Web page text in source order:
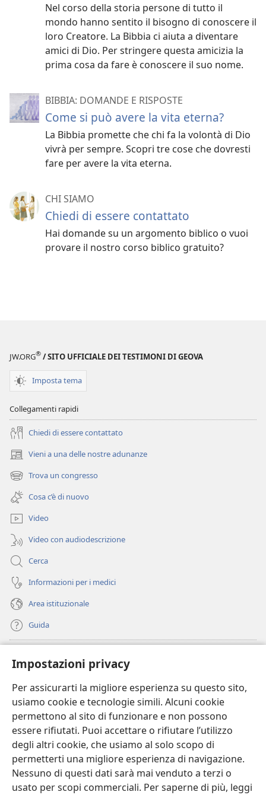
Impostazioni privacy
Per assicurarti la migliore esperienza su questo sito,
usiamo cookie e tecnologie simili. Alcuni cookie
permettono al sito di funzionare e non possono
essere rifiutati. Puoi accettare o rifiutare l’utilizzo
degli altri cookie, che usiamo al solo scopo di
permetterti una migliore esperienza di navigazione.
Nessuno di questi dati sarà mai venduto a terzi o
usato per scopi commerciali. Per saperne di più, leggi
Nel corso della storia persone di tutto il
mondo hanno sentito il bisogno di conoscere il
loro Creatore. La Bibbia ci aiuta a diventare
amici di Dio. Per stringere questa amicizia la
prima cosa da fare è conoscere il suo nome.
BIBBIA: DOMANDE E RISPOSTE
Come si può avere la vita eterna?
La Bibbia promette che chi fa la volontà di Dio
vivrà per sempre. Scopri tre cose che dovresti
fare per avere la vita eterna.
CHI SIAMO
Chiedi di essere contattato
Hai domande su un argomento biblico o vuoi
provare il nostro corso biblico gratuito?
JW.ORG® / SITO UFFICIALE DEI TESTIMONI DI GEOVA
Imposta tema
Collegamenti rapidi
Chiedi di essere contattato
Vieni a una delle nostre adunanze
(apre
una
nuova
finestra)
Trova un congresso
(apre
una
nuova
finestra)
Cosa c’è di nuovo
Video
Video con audiodescrizione
Cerca
Informazioni per i medici
Area istituzionale
Guida
(apre
una
nuova
finestra)
BIBLIOTECA ONLINE Watchtower
(apre
una
nuova
finestra)
JW Hub
(apre
una
nuova
finestra)
JW Library
Watchtower Library®